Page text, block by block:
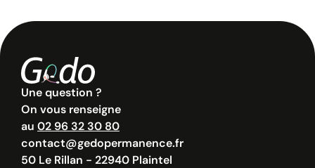
Une question ?
On vous renseigne
au 02 96 32 30 80
contact@gedopermanence.fr
50 Le Rillan - 22940 Plaintel